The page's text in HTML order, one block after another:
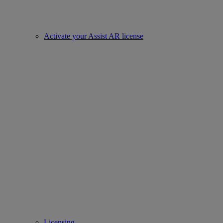
Activate your Assist AR license